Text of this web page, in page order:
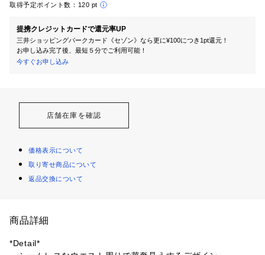
取得予定ポイント数： 120 pt
提携クレジットカードで還元率UP
三井ショッピングパークカード《セゾン》なら更に¥100につき1pt還元！
お申し込み完了後、最短５分でご利用可能！
今すぐお申し込み
店舗在庫を確認
価格表示について
取り寄せ商品について
返品交換について
商品詳細
*Detail*